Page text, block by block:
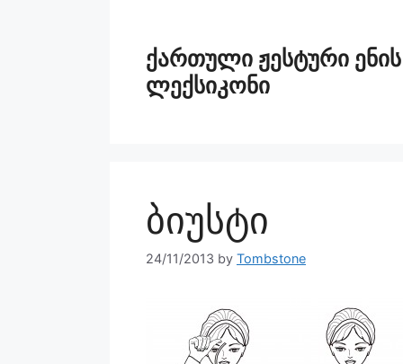
ქართული ჟესტური ენის
ლექსიკონი
ბიუსტი
24/11/2013 by Tombstone